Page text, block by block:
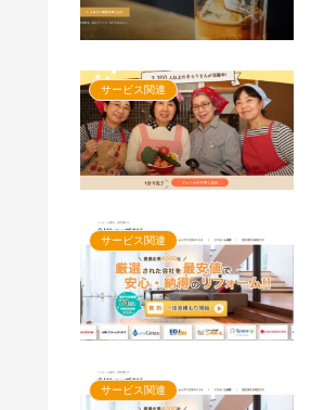
サービス関連
サービス関連
サービス関連